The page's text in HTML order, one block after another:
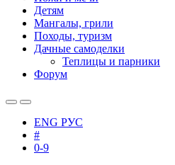
Детям
Мангалы, грили
Походы, туризм
Дачные самоделки
Теплицы и парники
Форум
ENG РУС
#
0-9